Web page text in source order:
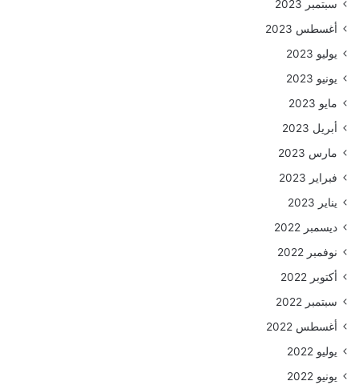
سبتمبر 2023
أغسطس 2023
يوليو 2023
يونيو 2023
مايو 2023
أبريل 2023
مارس 2023
فبراير 2023
يناير 2023
ديسمبر 2022
نوفمبر 2022
أكتوبر 2022
سبتمبر 2022
أغسطس 2022
يوليو 2022
يونيو 2022